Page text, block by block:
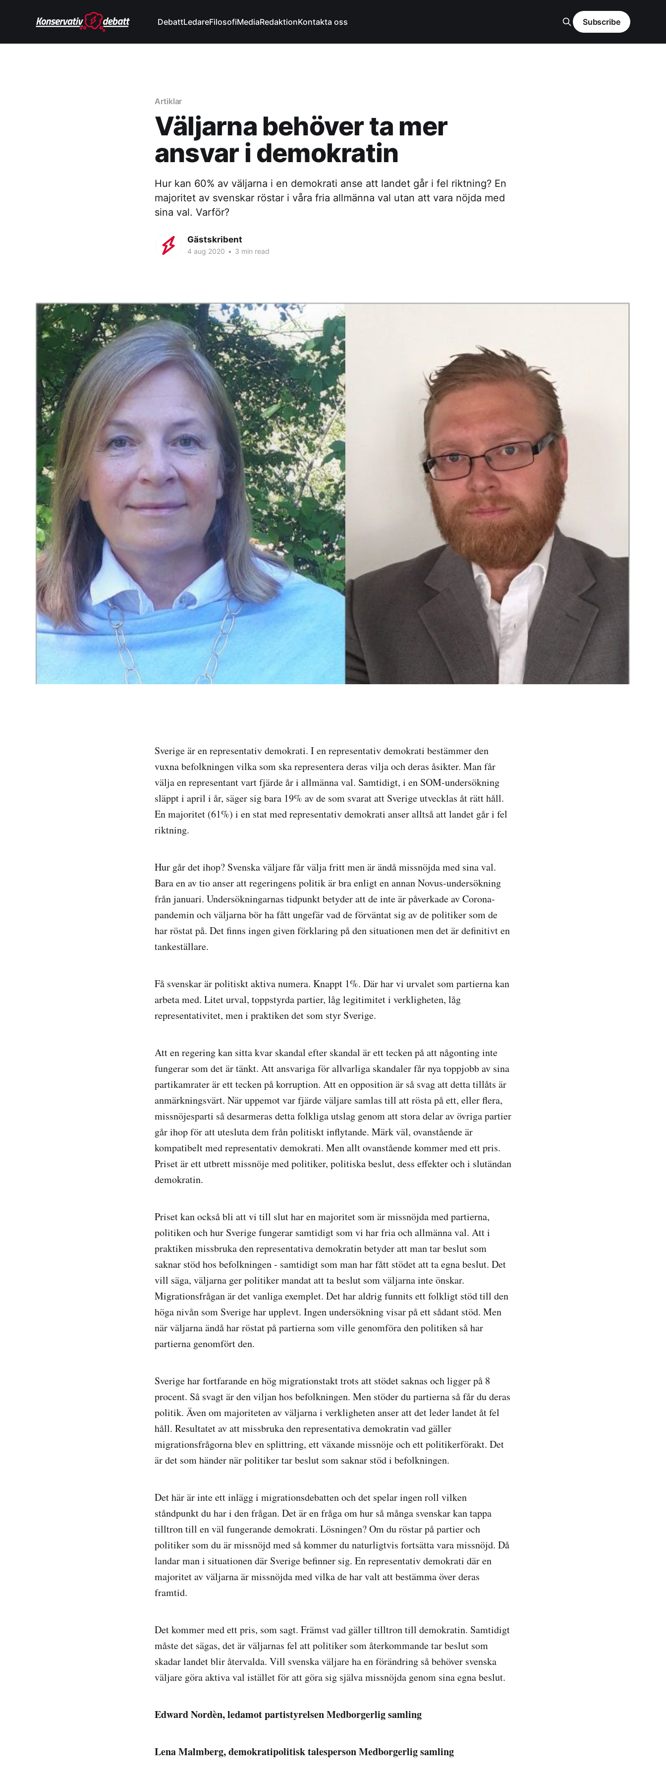
DebattLedareFilosofiMediaRedaktionKontakta oss Subscribe
Artiklar
Väljarna behöver ta mer
ansvar i demokratin
Hur kan 60% av väljarna i en demokrati anse att landet går i fel riktning? En
majoritet av svenskar röstar i våra fria allmänna val utan att vara nöjda med
sina val. Varför?
Gästskribent
4 aug 2020 • 3 min read
Sverige är en representativ demokrati. I en representativ demokrati bestämmer den
vuxna befolkningen vilka som ska representera deras vilja och deras åsikter. Man får
välja en representant vart fjärde år i allmänna val. Samtidigt, i en SOM-undersökning
släppt i april i år, säger sig bara 19% av de som svarat att Sverige utvecklas åt rätt håll.
En majoritet (61%) i en stat med representativ demokrati anser alltså att landet går i fel
riktning.
Hur går det ihop? Svenska väljare får välja fritt men är ändå missnöjda med sina val.
Bara en av tio anser att regeringens politik är bra enligt en annan Novus-undersökning
från januari. Undersökningarnas tidpunkt betyder att de inte är påverkade av Corona-
pandemin och väljarna bör ha fått ungefär vad de förväntat sig av de politiker som de
har röstat på. Det finns ingen given förklaring på den situationen men det är definitivt en
tankeställare.
Få svenskar är politiskt aktiva numera. Knappt 1%. Där har vi urvalet som partierna kan
arbeta med. Litet urval, toppstyrda partier, låg legitimitet i verkligheten, låg
representativitet, men i praktiken det som styr Sverige.
Att en regering kan sitta kvar skandal efter skandal är ett tecken på att någonting inte
fungerar som det är tänkt. Att ansvariga för allvarliga skandaler får nya toppjobb av sina
partikamrater är ett tecken på korruption. Att en opposition är så svag att detta tillåts är
anmärkningsvärt. När uppemot var fjärde väljare samlas till att rösta på ett, eller flera,
missnöjesparti så desarmeras detta folkliga utslag genom att stora delar av övriga partier
går ihop för att utesluta dem från politiskt inflytande. Märk väl, ovanstående är
kompatibelt med representativ demokrati. Men allt ovanstående kommer med ett pris.
Priset är ett utbrett missnöje med politiker, politiska beslut, dess effekter och i slutändan
demokratin.
Priset kan också bli att vi till slut har en majoritet som är missnöjda med partierna,
politiken och hur Sverige fungerar samtidigt som vi har fria och allmänna val. Att i
praktiken missbruka den representativa demokratin betyder att man tar beslut som
saknar stöd hos befolkningen - samtidigt som man har fått stödet att ta egna beslut. Det
vill säga, väljarna ger politiker mandat att ta beslut som väljarna inte önskar.
Migrationsfrågan är det vanliga exemplet. Det har aldrig funnits ett folkligt stöd till den
höga nivån som Sverige har upplevt. Ingen undersökning visar på ett sådant stöd. Men
när väljarna ändå har röstat på partierna som ville genomföra den politiken så har
partierna genomfört den.
Sverige har fortfarande en hög migrationstakt trots att stödet saknas och ligger på 8
procent. Så svagt är den viljan hos befolkningen. Men stöder du partierna så får du deras
politik. Även om majoriteten av väljarna i verkligheten anser att det leder landet åt fel
håll. Resultatet av att missbruka den representativa demokratin vad gäller
migrationsfrågorna blev en splittring, ett växande missnöje och ett politikerförakt. Det
är det som händer när politiker tar beslut som saknar stöd i befolkningen.
Det här är inte ett inlägg i migrationsdebatten och det spelar ingen roll vilken
ståndpunkt du har i den frågan. Det är en fråga om hur så många svenskar kan tappa
tilltron till en väl fungerande demokrati. Lösningen? Om du röstar på partier och
politiker som du är missnöjd med så kommer du naturligtvis fortsätta vara missnöjd. Då
landar man i situationen där Sverige befinner sig. En representativ demokrati där en
majoritet av väljarna är missnöjda med vilka de har valt att bestämma över deras
framtid.
Det kommer med ett pris, som sagt. Främst vad gäller tilltron till demokratin. Samtidigt
måste det sägas, det är väljarnas fel att politiker som återkommande tar beslut som
skadar landet blir återvalda. Vill svenska väljare ha en förändring så behöver svenska
väljare göra aktiva val istället för att göra sig själva missnöjda genom sina egna beslut.
Edward Nordèn, ledamot partistyrelsen Medborgerlig samling
Lena Malmberg, demokratipolitisk talesperson Medborgerlig samling